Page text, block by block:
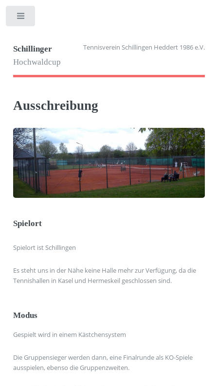
Schillinger
Hochwaldcup
Tennisverein Schillingen Heddert 1986 e.V.
Ausschreibung
Spielort
Spielort ist Schillingen
Es steht uns in der Nähe keine Halle mehr zur Verfügung, da die
Tennishallen in Kasel und Hermeskeil geschlossen sind.
Modus
Gespielt wird in einem Kästchensystem
Die Gruppensieger werden dann, eine Finalrunde als KO-Spiele
ausspielen, ebenso die Gruppenzweiten.